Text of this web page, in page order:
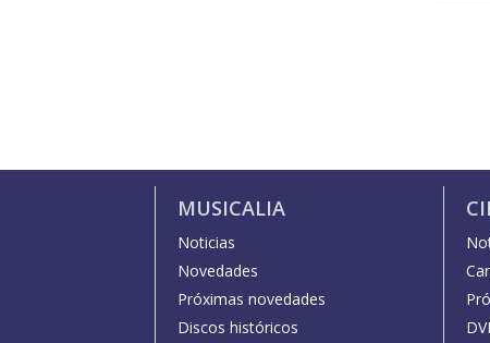
MUSICALIA
Noticias
Novedades
Próximas novedades
Discos históricos